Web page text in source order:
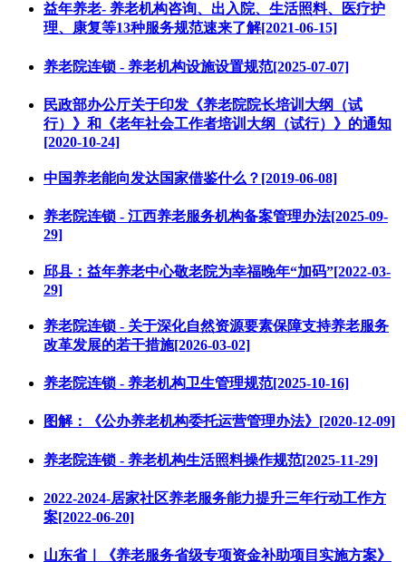
益年养老- 养老机构咨询、出入院、生活照料、医疗护
理、康复等13种服务规范速来了解[2021-06-15]
养老院连锁 - 养老机构设施设置规范[2025-07-07]
民政部办公厅关于印发《养老院院长培训大纲（试
行）》和《老年社会工作者培训大纲（试行）》的通知
[2020-10-24]
中国养老能向发达国家借鉴什么？[2019-06-08]
养老院连锁 - 江西养老服务机构备案管理办法[2025-09-
29]
邱县：益年养老中心敬老院为幸福晚年“加码”[2022-03-
29]
养老院连锁 - 关于深化自然资源要素保障支持养老服务
改革发展的若干措施[2026-03-02]
养老院连锁 - 养老机构卫生管理规范[2025-10-16]
图解：《公办养老机构委托运营管理办法》[2020-12-09]
养老院连锁 - 养老机构生活照料操作规范[2025-11-29]
2022-2024-居家社区养老服务能力提升三年行动工作方
案[2022-06-20]
山东省｜《养老服务省级专项资金补助项目实施方案》